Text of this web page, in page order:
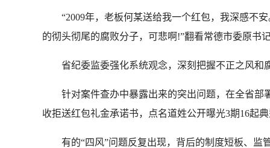
“2009年，老板何某送给我一个红包，我深感不安
的彻头彻尾的腐败分子，可悲啊!”翻看常德市委原书
省纪委监委强化系统观念，深刻把握不正之风和
针对案件查办中暴露出来的突出问题，在全省部
收拒送红包礼金承诺书，点名道姓公开曝光3期16起
有的“四风”问题反复出现，背后的制度短板、监